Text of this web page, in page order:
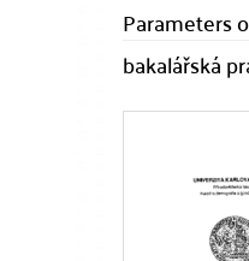
Parameters
bakalářská